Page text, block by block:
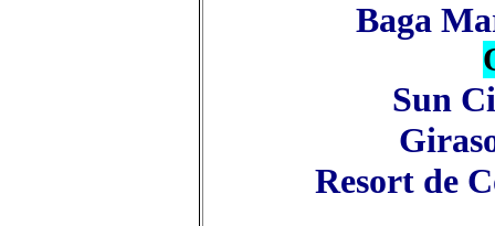
Baga
Sun
Resort de